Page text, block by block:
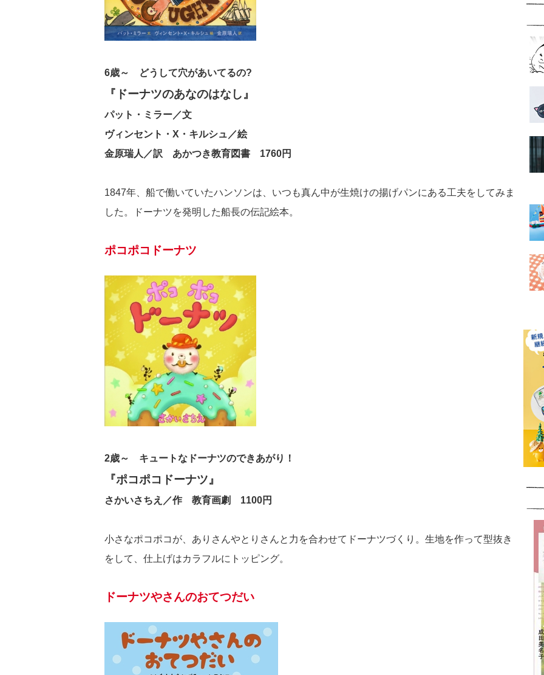
6歳～ どうして穴があいてるの?
『ドーナツのあなのはなし』
パット・ミラー／文
ヴィンセント・X・キルシュ／絵
金原瑞人／訳 あかつき教育図書 1760円
1847年、船で働いていたハンソンは、いつも真ん中が生焼けの揚げパンにある工夫をしてみま
した。ドーナツを発明した船長の伝記絵本。
ポコポコドーナツ
2歳～ キュートなドーナツのできあがり！
『ポコポコドーナツ』
さかいさちえ／作 教育画劇 1100円
小さなポコポコが、ありさんやとりさんと力を合わせてドーナツづくり。生地を作って型抜き
をして、仕上げはカラフルにトッピング。
ドーナツやさんのおてつだい